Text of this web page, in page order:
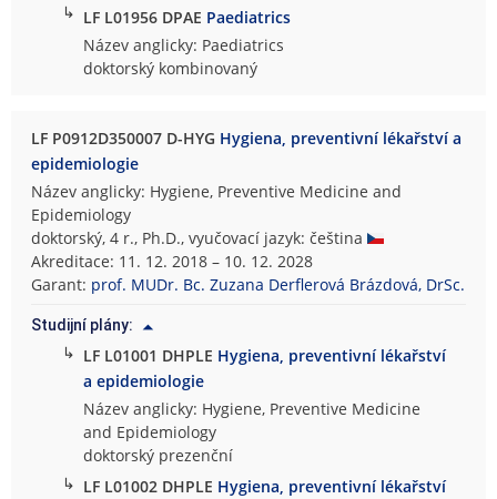
↳ LF L01956 DPAE Paediatrics
Název anglicky: Paediatrics
doktorský kombinovaný
LF P0912D350007 D-HYG Hygiena, preventivní lékařství a
epidemiologie
Název anglicky: Hygiene, Preventive Medicine and
Epidemiology
doktorský, 4 r., Ph.D., vyučovací jazyk: čeština
Akreditace: 11. 12. 2018 – 10. 12. 2028
Garant: prof. MUDr. Bc. Zuzana Derflerová Brázdová, DrSc.
Studijní plány:
↳ LF L01001 DHPLE Hygiena, preventivní lékařství
a epidemiologie
Název anglicky: Hygiene, Preventive Medicine
and Epidemiology
doktorský prezenční
↳ LF L01002 DHPLE Hygiena, preventivní lékařství